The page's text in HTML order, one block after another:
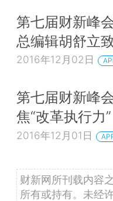
第七届财新峰
总编辑胡舒立
2016年12月02日
第七届财新峰
焦“改革执行力”
2016年12月01日
财新网所刊载内容
所有或持有。未经